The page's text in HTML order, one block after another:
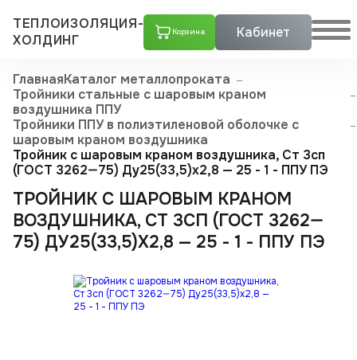
ТЕПЛОИЗОЛЯЦИЯ-
ХОЛДИНГ
Корзина Кабинет
ГлавнаяКаталог металлопроката
Тройники стальные с шаровым краном
воздушника ППУ
Тройники ППУ в полиэтиленовой оболочке с
шаровым краном воздушника
Тройник с шаровым краном воздушника, Ст 3сп
(ГОСТ 3262—75) Ду25(33,5)x2,8 — 25 - 1 - ППУ ПЭ
ТРОЙНИК С ШАРОВЫМ КРАНОМ
ВОЗДУШНИКА, СТ 3СП (ГОСТ 3262—
75) ДУ25(33,5)X2,8 — 25 - 1 - ППУ ПЭ